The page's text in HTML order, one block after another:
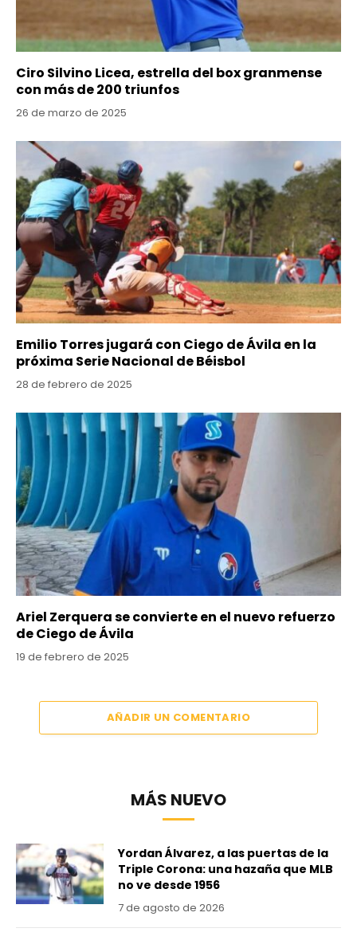
Ciro Silvino Licea, estrella del box granmense
con más de 200 triunfos
26 de marzo de 2025
Emilio Torres jugará con Ciego de Ávila en la
próxima Serie Nacional de Béisbol
28 de febrero de 2025
Ariel Zerquera se convierte en el nuevo refuerzo
de Ciego de Ávila
19 de febrero de 2025
AÑADIR UN COMENTARIO
MÁS NUEVO
Yordan Álvarez, a las puertas de la
Triple Corona: una hazaña que MLB
no ve desde 1956
7 de agosto de 2026